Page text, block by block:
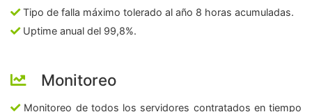
Tipo de falla máximo tolerado al año 8 horas acumuladas.
Uptime anual del 99,8%.
Monitoreo
Monitoreo de todos los servidores contratados en tiempo